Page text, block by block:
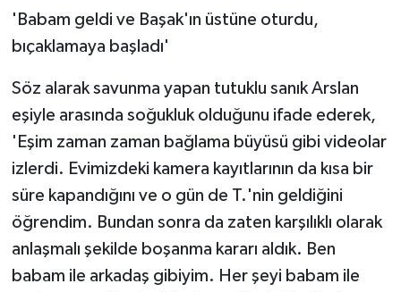
'Babam geldi ve Başak'ın üstüne oturdu,
bıçaklamaya başladı'
Söz alarak savunma yapan tutuklu sanık Arslan
eşiyle arasında soğukluk olduğunu ifade ederek,
'Eşim zaman zaman bağlama büyüsü gibi videolar
izlerdi. Evimizdeki kamera kayıtlarının da kısa bir
süre kapandığını ve o gün de T.'nin geldiğini
öğrendim. Bundan sonra da zaten karşılıklı olarak
anlaşmalı şekilde boşanma kararı aldık. Ben
babam ile arkadaş gibiyim. Her şeyi babam ile